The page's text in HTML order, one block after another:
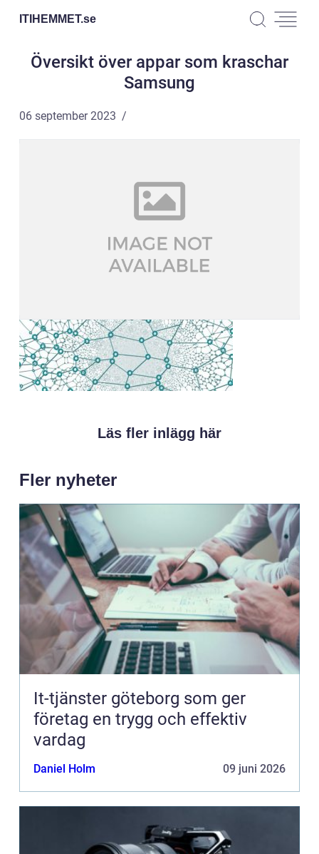
ITIHEMMET.se
Översikt över appar som kraschar
Samsung
06 september 2023
Läs fler inlägg här
Fler nyheter
It-tjänster göteborg som ger
företag en trygg och effektiv
vardag
Daniel Holm 09 juni 2026